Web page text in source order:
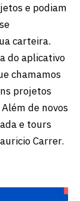
e podiam
carteira.
do aplicativo
chamamos
projetos
de novos
e tours
Carrer.